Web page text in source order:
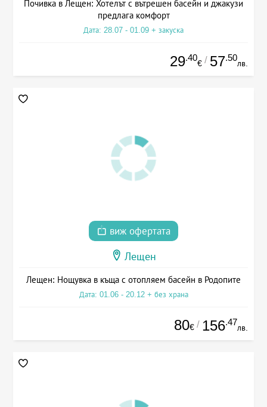
Почивка в Лещен: Хотелът с вътрешен басейн и джакузи
предлага комфорт
Дата: 28.07 - 01.09 + закуска
29.40
€ / 57.50
лв.
виж офертата
Лещен
Лещен: Нощувка в къща с отопляем басейн в Родопите
Дата: 01.06 - 20.12 + без храна
80€ / 156.47
лв.